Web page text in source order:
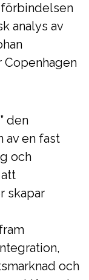
analys av
Copenhagen
den
av en fast
och
skapar
och